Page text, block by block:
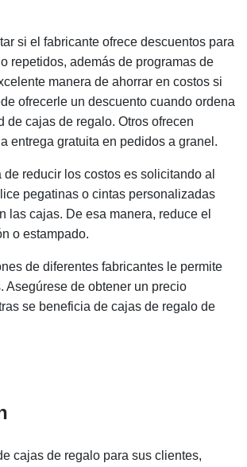
si el fabricante ofrece descuentos para
repetidos, además de programas de
manera de ahorrar en costos si
ofrecerle un descuento cuando ordena
de cajas de regalo. Otros ofrecen
entrega gratuita en pedidos a granel.
de reducir los costos es solicitando al
pegatinas o cintas personalizadas
las cajas. De esa manera, reduce el
o estampado.
de diferentes fabricantes le permite
Asegúrese de obtener un precio
se beneficia de cajas de regalo de
cajas de regalo para sus clientes,